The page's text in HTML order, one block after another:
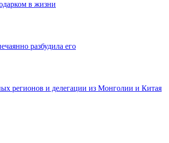
в жизни
разбудила его
регионов и делегации из Монголии и Китая